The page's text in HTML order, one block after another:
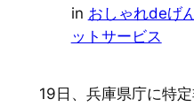
in おしゃれdeげ
ットサービス
19日、兵庫県庁に特